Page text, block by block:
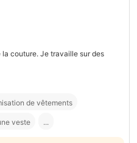
couture. Je travaille sur des
de vêtements
veste ...